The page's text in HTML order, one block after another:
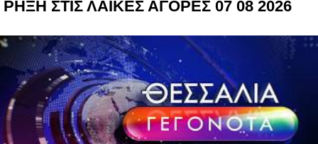
ΡΗΞΗ ΣΤΙΣ ΛΑΪΚΕΣ ΑΓΟΡΕΣ 07 08 2026